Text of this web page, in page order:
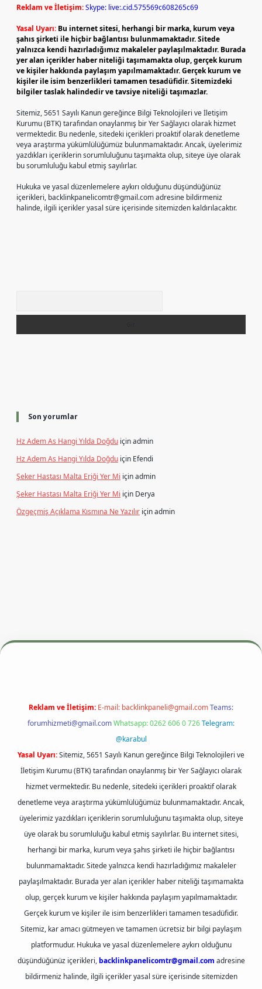
Reklam ve İletişim:Skype: live:.cid.575569c608265c69
Yasal Uyarı: Bu internet sitesi, herhangi bir marka, kurum veya
şahıs şirketi ile hiçbir bağlantısı bulunmamaktadır. Sitede
yalnızca kendi hazırladığımız makaleler paylaşılmaktadır. Burada
yer alan içerikler haber niteliği taşımamakta olup, gerçek kurum
ve kişiler hakkında paylaşım yapılmamaktadır. Gerçek kurum ve
kişiler ile isim benzerlikleri tamamen tesadüfidir. Sitemizdeki
bilgiler taslak halindedir ve tavsiye niteliği taşımazlar.
Sitemiz, 5651 Sayılı Kanun gereğince Bilgi Teknolojileri ve İletişim
Kurumu (BTK) tarafından onaylanmış bir Yer Sağlayıcı olarak hizmet
vermektedir. Bu nedenle, sitedeki içerikleri proaktif olarak denetleme
veya araştırma yükümlülüğümüz bulunmamaktadır. Ancak, üyelerimiz
yazdıkları içeriklerin sorumluluğunu taşımakta olup, siteye üye olarak
bu sorumluluğu kabul etmiş sayılırlar.
Hukuka ve yasal düzenlemelere aykırı olduğunu düşündüğünüz
içerikleri, backlinkpanelicomtr@gmail.comadresine bildirmeniz
halinde, ilgili içerikler yasal süre içerisinde sitemizden kaldırılacaktır.
Son yorumlar
Hz Adem As Hangi Yılda Doğdu içinadmin
Hz Adem As Hangi Yılda Doğdu için Efendi
Şeker Hastası Malta Eriği Yer Mi içinadmin
Şeker Hastası Malta Eriği Yer Mi için Derya
Özgeçmiş Açıklama Kısmına Ne Yazılır içinadmin
betexper.xyzm elexbet
Reklam ve İletişim: E-mail: backlinkpaneli@gmail.comTeams:
forumhizmeti@gmail.comWhatsapp: 0262 606 0 726Telegram:
@karabul
Yasal Uyarı:Sitemiz, 5651 Sayılı Kanun gereğince Bilgi Teknolojileri ve
İletişim Kurumu (BTK) tarafından onaylanmış bir Yer Sağlayıcı olarak
hizmet vermektedir. Bu nedenle, sitedeki içerikleri proaktif olarak
denetleme veya araştırma yükümlülüğümüz bulunmamaktadır. Ancak,
üyelerimiz yazdıkları içeriklerin sorumluluğunu taşımakta olup, siteye
üye olarak bu sorumluluğu kabul etmiş sayılırlar. Bu internet sitesi,
herhangi bir marka, kurum veya şahıs şirketi ile hiçbir bağlantısı
bulunmamaktadır. Sitede yalnızca kendi hazırladığımız makaleler
paylaşılmaktadır. Burada yer alan içerikler haber niteliği taşımamakta
olup, gerçek kurum ve kişiler hakkında paylaşım yapılmamaktadır.
Gerçek kurum ve kişiler ile isim benzerlikleri tamamen tesadüfidir.
Sitemiz, kar amacı gütmeyen ve tamamen ücretsiz bir bilgi paylaşım
platformudur. Hukuka ve yasal düzenlemelere aykırı olduğunu
düşündüğünüz içerikleri, backlinkpanelicomtr@gmail.com adresine
bildirmeniz halinde, ilgili içerikler yasal süre içerisinde sitemizden